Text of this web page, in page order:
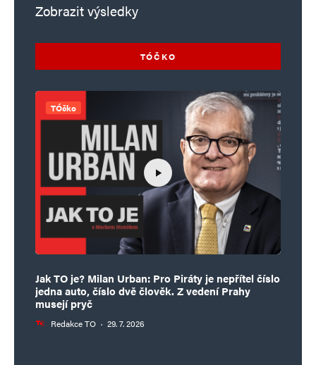
Zobrazit výsledky
TÓČKO
TÓčko
Jak TO je? Milan Urban: Pro Piráty je nepřítel číslo
jedna auto, číslo dvě člověk. Z vedení Prahy
musejí pryč
Redakce TO · 29. 7. 2026